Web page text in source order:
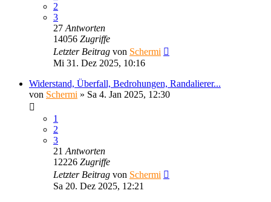
2
3
27 Antworten
14056 Zugriffe
Letzter Beitrag von Schermi
Mi 31. Dez 2025, 10:16
Widerstand, Überfall, Bedrohungen, Randalierer...
von Schermi » Sa 4. Jan 2025, 12:30
1
2
3
21 Antworten
12226 Zugriffe
Letzter Beitrag von Schermi
Sa 20. Dez 2025, 12:21